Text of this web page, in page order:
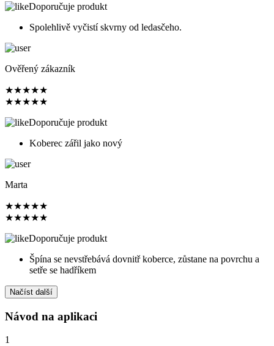
Doporučuje produkt
Spolehlivě vyčistí skvrny od ledasčeho.
Ověřený zákazník
★★★★★
★★★★★
Doporučuje produkt
Koberec zářil jako nový
Marta
★★★★★
★★★★★
Doporučuje produkt
Špína se nevstřebává dovnitř koberce, zůstane na povrchu a
setře se hadříkem
Načíst další
Návod na aplikaci
1